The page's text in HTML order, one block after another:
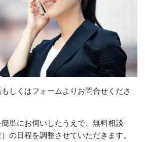
しくはフォームよりお問合せくださ
単にお伺いしたうえで、無料相談
の日程を調整させていただきます。